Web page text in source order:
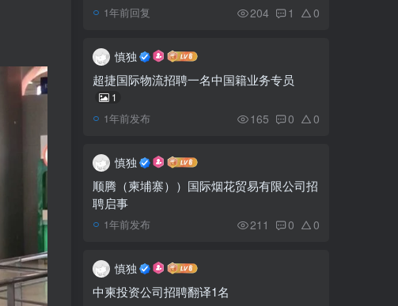
雨中表演的的高棉舞蹈别
4
荣誉或爱情កិត្តិយសឬ
ស្នេហា
了柬埔寨儿童募捐活动
案：韩国夫妇被拘留
1年前回复 204 1 0
慎独
超捷国际物流招聘一名中国籍业务专员
1
1年前发布 165 0 0
慎独
顺腾（柬埔寨））国际烟花贸易有限公司招
聘启事
1年前发布 211 0 0
慎独
中柬投资公司招聘翻译1名